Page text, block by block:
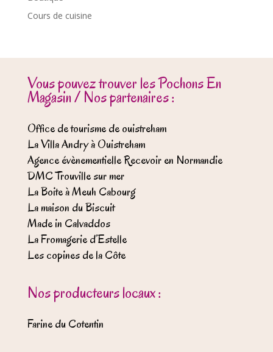
Cours de cuisine
Vous pouvez trouver les Pochons En
Magasin / Nos partenaires :
Office de tourisme de ouistreham
La Villa Andry à Ouistreham
Agence évènementielle Recevoir en Normandie
DMC Trouville sur mer
La Boite à Meuh Cabourg
La maison du Biscuit
Made in Calvaddos
La Fromagerie d’Estelle
Les copines de la Côte
Nos producteurs locaux :
Farine du Cotentin